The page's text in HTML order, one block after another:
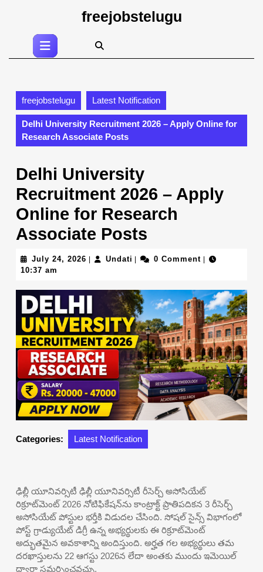
to
freejobstelugu
Open
Button
freejobstelugu Latest Notification
Delhi University Recruitment 2026 – Apply Online for
Research Associate Posts
Delhi University
Recruitment 2026 – Apply
Online for Research
Associate Posts
July 24, 2026 July Undati Undati0 Comment
10:37 am
Categories: Latest Notification
ఢిల్లీ యూనివర్సిటీ ఢిల్లీ యూనివర్సిటీ రీసెర్చ్ అసోసియేట్
రిక్రూట్‌మెంట్ 2026 నోటిఫికేషన్‌ను కాంట్రాక్ట్ ప్రాతిపదికన 3 రీసెర్చ్
అసోసియేట్ పోస్టుల భర్తీకి విడుదల చేసింది. సోషల్ సైన్స్ విభాగంలో
పోస్ట్ గ్రాడ్యుయేట్ డిగ్రీ ఉన్న అభ్యర్థులకు ఈ రిక్రూట్‌మెంట్
అద్భుతమైన అవకాశాన్ని అందిస్తుంది. అర్హత గల అభ్యర్థులు తమ
దరఖాస్తులను 22 ఆగస్టు 2026న లేదా అంతకు ముందు ఇమెయిల్
ద్వారా సమర్పించవచ్చు.